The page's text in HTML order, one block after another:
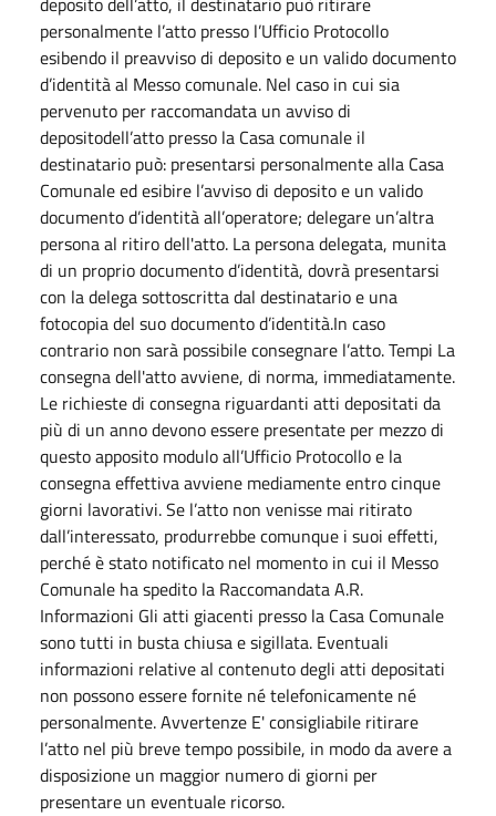
personalmente l’atto presso l’Ufficio Protocollo
esibendo il preavviso di deposito e un valido documento
d’identità al Messo comunale. Nel caso in cui sia
pervenuto per raccomandata un avviso di
depositodell’atto presso la Casa comunale il
destinatario può: presentarsi personalmente alla Casa
Comunale ed esibire l’avviso di deposito e un valido
documento d’identità all’operatore; delegare un’altra
persona al ritiro dell'atto. La persona delegata, munita
di un proprio documento d’identità, dovrà presentarsi
con la delega sottoscritta dal destinatario e una
fotocopia del suo documento d’identità.In caso
contrario non sarà possibile consegnare l’atto. Tempi La
consegna dell'atto avviene, di norma, immediatamente.
Le richieste di consegna riguardanti atti depositati da
più di un anno devono essere presentate per mezzo di
questo apposito modulo all’Ufficio Protocollo e la
consegna effettiva avviene mediamente entro cinque
giorni lavorativi. Se l’atto non venisse mai ritirato
dall’interessato, produrrebbe comunque i suoi effetti,
perché è stato notificato nel momento in cui il Messo
Comunale ha spedito la Raccomandata A.R.
Informazioni Gli atti giacenti presso la Casa Comunale
sono tutti in busta chiusa e sigillata. Eventuali
informazioni relative al contenuto degli atti depositati
non possono essere fornite né telefonicamente né
personalmente. Avvertenze E' consigliabile ritirare
l’atto nel più breve tempo possibile, in modo da avere a
disposizione un maggior numero di giorni per
presentare un eventuale ricorso.